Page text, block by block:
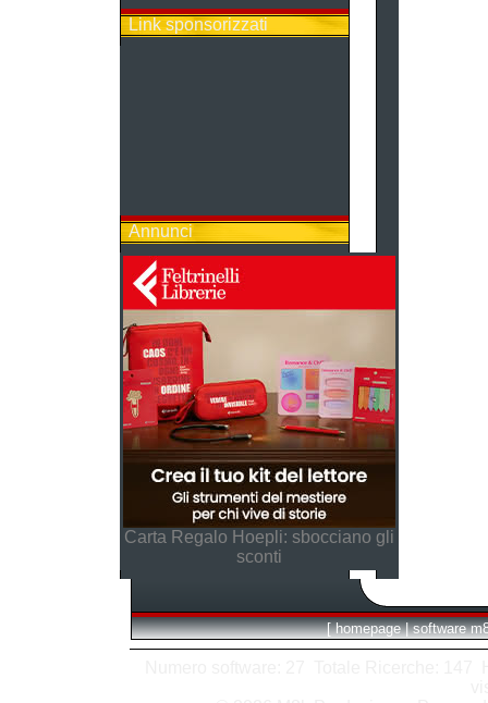
Link sponsorizzati
Annunci
Carta Regalo Hoepli: sbocciano gli
sconti
[ homepage | software